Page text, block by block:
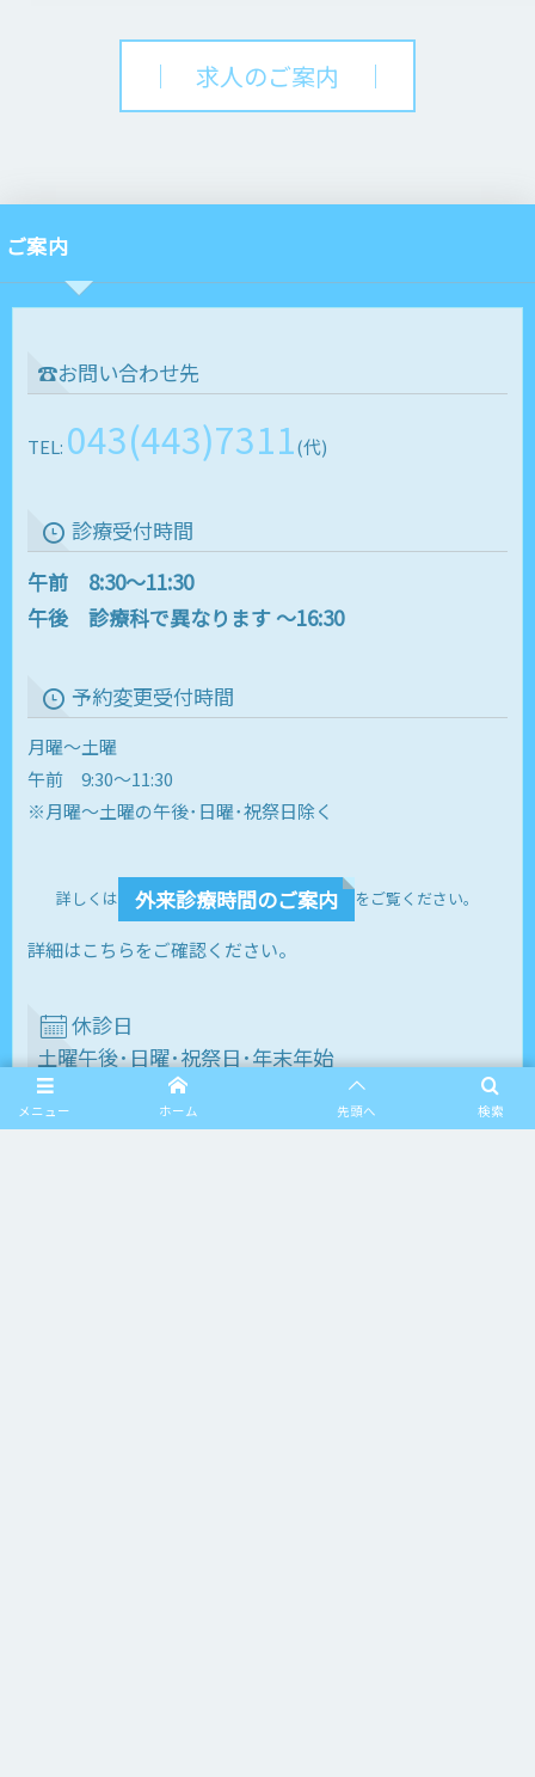
｜ 求人のご案内 ｜
ご案内
☎お問い合わせ先
TEL: 043(443)7311(代)
診療受付時間
午前 8:30～11:30
午後 診療科で異なります ～16:30
予約変更受付時間
月曜～土曜
午前 9:30～11:30
※月曜～土曜の午後･日曜･祝祭日除く
詳しくは 外来診療時間のご案内 をご覧ください。
詳細はこちらをご確認ください。
休診日
土曜午後･日曜･祝祭日･年末年始
メニュー 検索
ホーム 先頭へ